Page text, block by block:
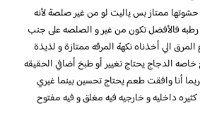
ممتاز بس ياليت لو من غير صلصة لأنه
فالأفضل تكون من غير و الصلصه على جنب
الي أخذناه نكهة المرقه ممتازة و لذيذة
الدجاج يحتاج تغيير أو طبخ أضافي الحقيقه
أنا وافقت طعم يحتاج تحسين بينما غيري
داخليه و خارجيه فيه مغلق و فيه مفتوح